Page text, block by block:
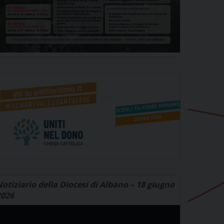
della Diocesi di Albano – 18 giugno